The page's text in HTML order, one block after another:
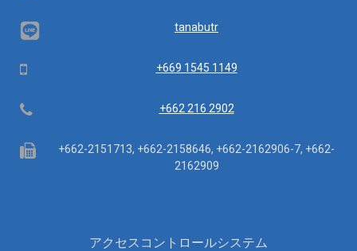
tanabutr
Mobile +669 1545 1149
Telephone +662 216 2902
Fax
+662-2151713, +662-2158646, +662-2162906-7, +662-
2162909
アクセスコントロールシステム